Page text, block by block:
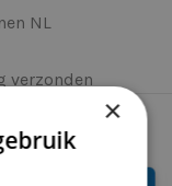
NL
verzonden
×